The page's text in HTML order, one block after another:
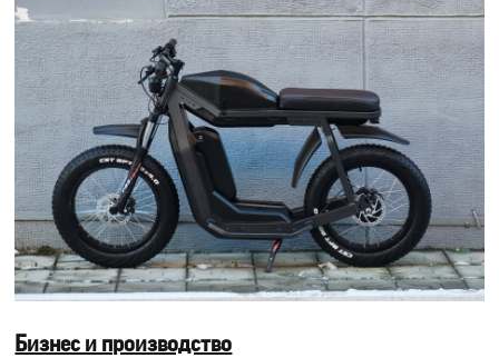
Бизнес и производство